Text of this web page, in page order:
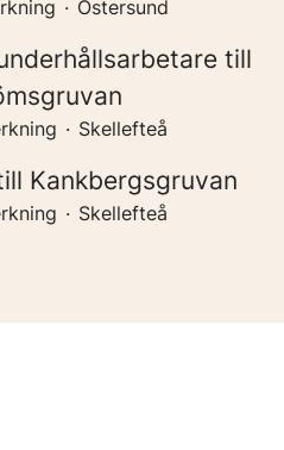
· Östersund
till
· Skellefteå
Kankbergsgruvan
· Skellefteå